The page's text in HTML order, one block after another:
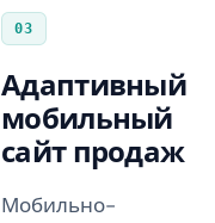
03
Адаптивный
мобильный
сайт продаж
Мобильно-